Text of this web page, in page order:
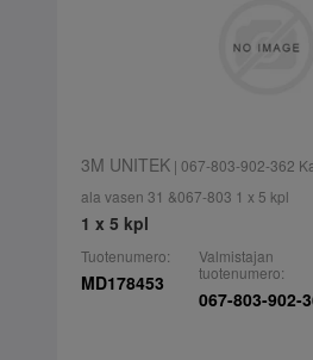
3M UNITEK| 067-803-902-362
ala vasen 31 &067-803 1 x 5 kpl
1 x 5 kpl
Tuotenumero:
MD178453
Valmistajan
tuotenumero:
067-803-902-